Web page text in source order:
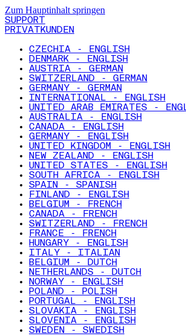
Zum Hauptinhalt springen
SUPPORT
PRIVATKUNDEN
CZECHIA - ENGLISH
DENMARK - ENGLISH
AUSTRIA - GERMAN
SWITZERLAND - GERMAN
GERMANY - GERMAN
INTERNATIONAL - ENGLISH
UNITED ARAB EMIRATES -
AUSTRALIA - ENGLISH
CANADA - ENGLISH
GERMANY - ENGLISH
UNITED KINGDOM - ENGLISH
NEW ZEALAND - ENGLISH
UNITED STATES - ENGLISH
SOUTH AFRICA - ENGLISH
SPAIN - SPANISH
FINLAND - ENGLISH
BELGIUM - FRENCH
CANADA - FRENCH
SWITZERLAND - FRENCH
FRANCE - FRENCH
HUNGARY - ENGLISH
ITALY - ITALIAN
BELGIUM - DUTCH
NETHERLANDS - DUTCH
NORWAY - ENGLISH
POLAND - POLISH
PORTUGAL - ENGLISH
SLOVAKIA - ENGLISH
SLOVENIA - ENGLISH
SWEDEN - SWEDISH